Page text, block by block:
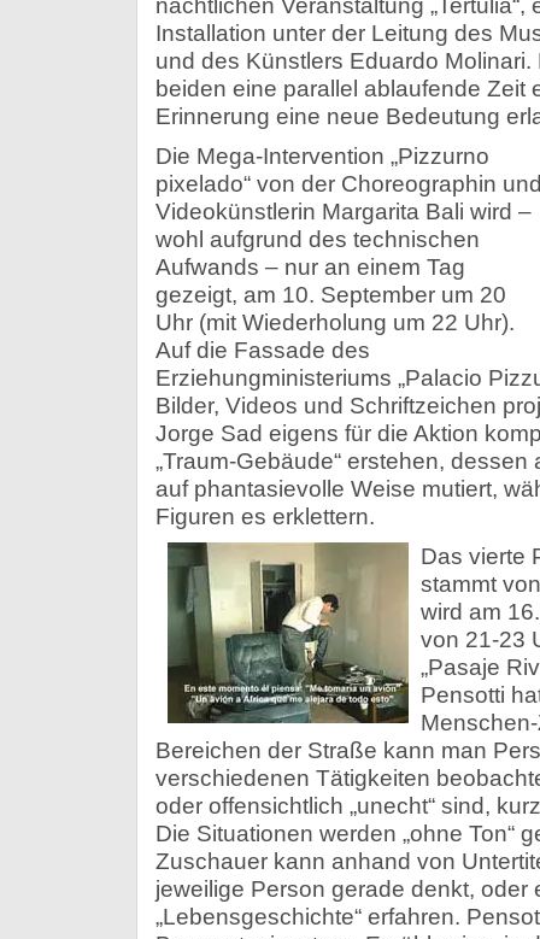
nächtlichen Veranstaltung
Installation unter der Leitung des
und des Künstlers Eduardo
beiden eine parallel ablaufende Zeit
Erinnerung eine neue Bedeutung
Die Mega-Intervention „Pizzurno
pixelado“ von der Choreographin
Videokünstlerin Margarita Bali wird –
wohl aufgrund des technischen
Aufwands – nur an einem Tag
gezeigt, am 10. September um 20
Uhr (mit Wiederholung um 22 Uhr).
Auf die Fassade des
Erziehungministeriums „Palacio
Bilder, Videos und Schriftzeichen
Jorge Sad eigens für die Aktion
„Traum-Gebäude“ erstehen,
auf phantasievolle Weise mutiert,
Figuren es erklettern.
Das vierte
stammt
wird am
von 21-23
„Pasaje
Pensotti
Bereichen der Straße kann man
verschiedenen Tätigkeiten
oder offensichtlich „unecht“ sind,
Die Situationen werden „ohne Ton“
Zuschauer kann anhand von
jeweilige Person gerade denkt, oder
„Lebensgeschichte“ erfahren.